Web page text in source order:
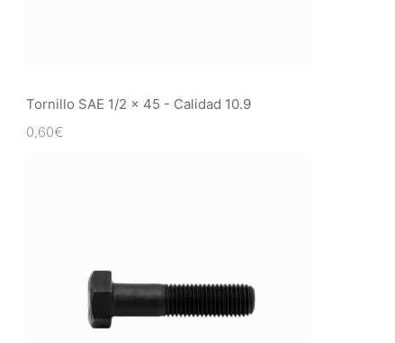
Tornillo SAE 1/2 x 45 - Calidad 10.9
0,60€